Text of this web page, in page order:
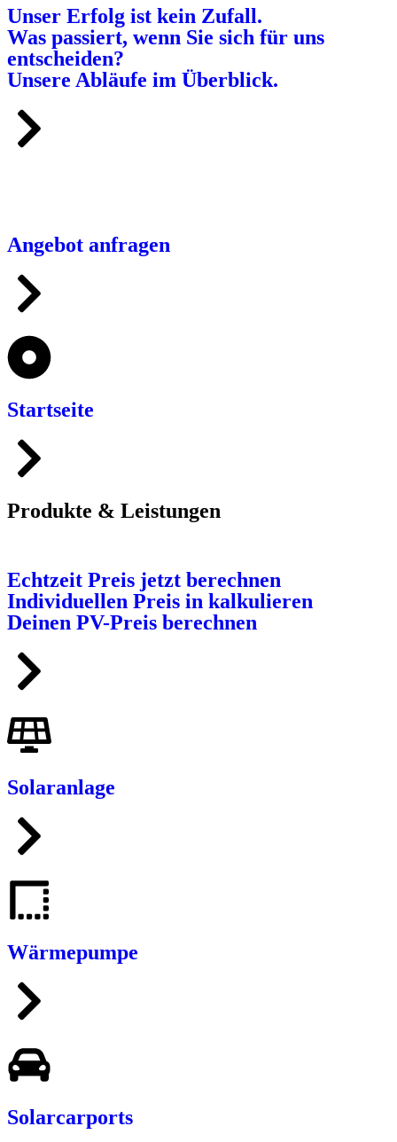
Unser Erfolg ist kein Zufall.
Was passiert, wenn Sie sich für uns
entscheiden?
Unsere Abläufe im Überblick.
Angebot anfragen
Startseite
Produkte & Leistungen
Echtzeit Preis jetzt berechnen
Individuellen Preis in kalkulieren
Deinen PV-Preis berechnen
Solaranlage
Wärmepumpe
Solarcarports